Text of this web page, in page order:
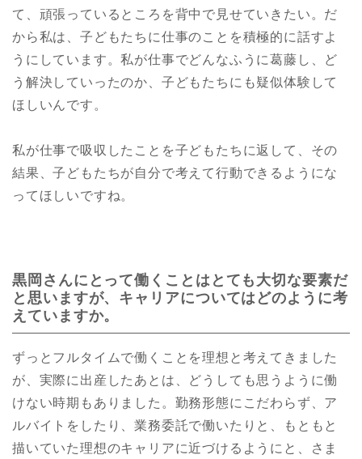
て、頑張っているところを背中で見せていきたい。だ
から私は、子どもたちに仕事のことを積極的に話すよ
うにしています。私が仕事でどんなふうに葛藤し、ど
う解決していったのか、子どもたちにも疑似体験して
ほしいんです。
私が仕事で吸収したことを子どもたちに返して、その
結果、子どもたちが自分で考えて行動できるようにな
ってほしいですね。
黒岡さんにとって働くことはとても大切な要素だ
と思いますが、キャリアについてはどのように考
えていますか。
ずっとフルタイムで働くことを理想と考えてきました
が、実際に出産したあとは、どうしても思うように働
けない時期もありました。勤務形態にこだわらず、ア
ルバイトをしたり、業務委託で働いたりと、もともと
描いていた理想のキャリアに近づけるようにと、さま